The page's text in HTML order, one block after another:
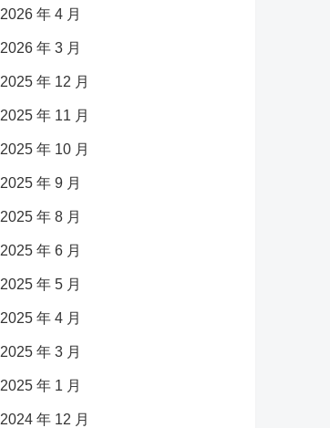
2026 年 4 月
2026 年 3 月
2025 年 12 月
2025 年 11 月
2025 年 10 月
2025 年 9 月
2025 年 8 月
2025 年 6 月
2025 年 5 月
2025 年 4 月
2025 年 3 月
2025 年 1 月
2024 年 12 月